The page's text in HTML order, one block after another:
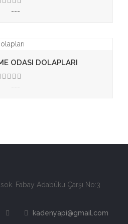
3.50
---
ODASI DOLAPLARI
3.50
---
Fabay Adabükü Çarşı No:3
kadenyapi@gmail.com